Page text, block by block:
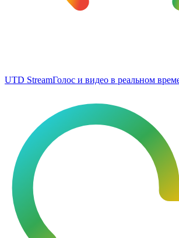
UTD StreamГолос и видео в реальном